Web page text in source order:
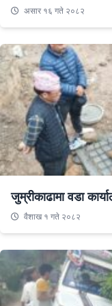
असार १६ गते २०८२
जुम्रीकाढामा वडा
वैशाख १ गते २०८२